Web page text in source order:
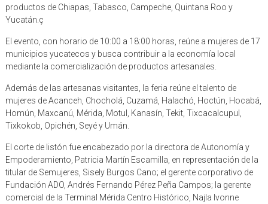
productos de Chiapas, Tabasco, Campeche, Quintana Roo y
Yucatán.ç
El evento, con horario de 10:00 a 18:00 horas, reúne a mujeres de 17
municipios yucatecos y busca contribuir a la economía local
mediante la comercialización de productos artesanales.
Además de las artesanas visitantes, la feria reúne el talento de
mujeres de Acanceh, Chocholá, Cuzamá, Halachó, Hoctún, Hocabá,
Homún, Maxcanú, Mérida, Motul, Kanasín, Tekit, Tixcacalcupul,
Tixkokob, Opichén, Seyé y Umán.
El corte de listón fue encabezado por la directora de Autonomía y
Empoderamiento, Patricia Martín Escamilla, en representación de la
titular de Semujeres, Sisely Burgos Cano; el gerente corporativo de
Fundación ADO, Andrés Fernando Pérez Peña Campos; la gerente
comercial de la Terminal Mérida Centro Histórico, Najla Ivonne